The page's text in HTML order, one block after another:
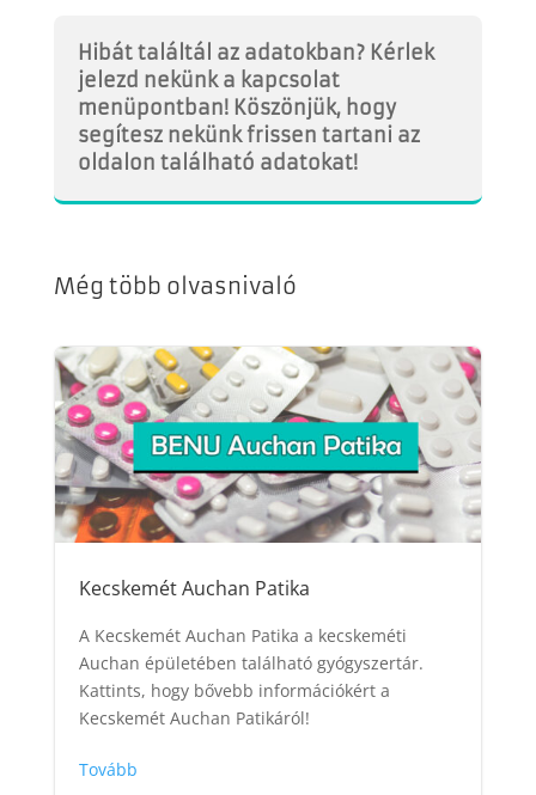
Hibát találtál az adatokban? Kérlek
jelezd nekünk a kapcsolat
menüpontban! Köszönjük, hogy
segítesz nekünk frissen tartani az
oldalon található adatokat!
Még több olvasnivaló
Kecskemét Auchan Patika
A Kecskemét Auchan Patika a kecskeméti
Auchan épületében található gyógyszertár.
Kattints, hogy bővebb információkért a
Kecskemét Auchan Patikáról!
Tovább